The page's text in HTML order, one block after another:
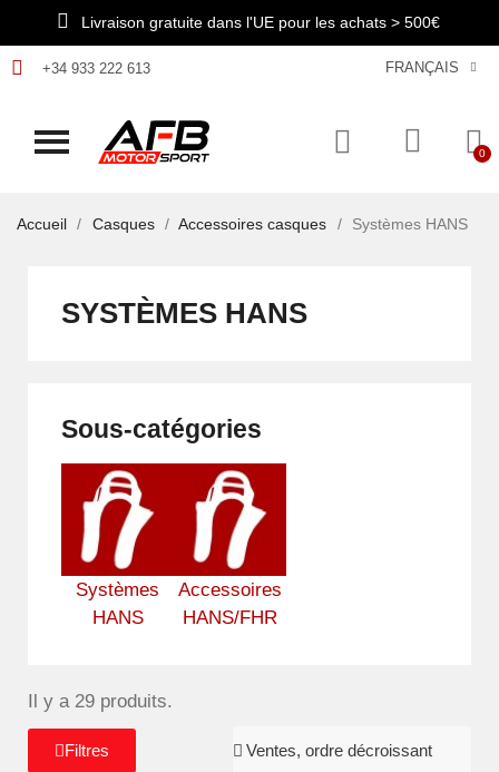
Livraison gratuite dans l'UE pour les achats > 500€
+34 933 222 613 FRANÇAIS
Accueil Casques Accessoires casques Systèmes HANS
SYSTÈMES HANS
Sous-catégories
Systèmes
HANS
Accessoires
HANS/FHR
Il y a 29 produits.
Filtres